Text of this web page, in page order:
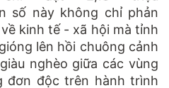
số này không chỉ phản
kinh tế - xã hội mà tỉnh
lên hồi chuông cảnh
nghèo giữa các vùng
đơn độc trên hành trình